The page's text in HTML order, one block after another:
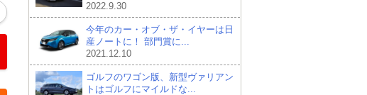
2022.9.30
今年のカー・オブ・ザ・イヤーは日
産ノートに！ 部門賞に...
2021.12.10
ゴルフのワゴン版、新型ヴァリアン
トはゴルフにマイルドな...